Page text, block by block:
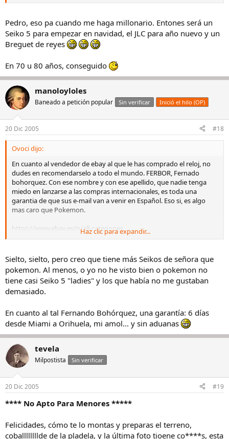
Pedro, eso pa cuando me haga millonario. Entones será un
Seiko 5 para empezar en navidad, el JLC para año nuevo y un
Breguet de reyes
En 70 u 80 años, conseguido
manoloyloles
Baneado a petición popular Sin verificar Inició el hilo (OP)
20 Dic 2005 #18
Ovoci dijo:
En cuanto al vendedor de ebay al que le has comprado el reloj, no
dudes en recomendarselo a todo el mundo. FERBOR, Fernado
bohorquez. Con ese nombre y con ese apellido, que nadie tenga
miedo en lanzarse a las compras internacionales, es toda una
garantia de que sus e-mail van a venir en Español. Eso si, es algo
mas caro que Pokemon.
https://www.ebay.es/n/all-categories
Haz clic para expandir...
Sielto, sielto, pero creo que tiene más Seikos de señora que
pokemon. Al menos, o yo no he visto bien o pokemon no
tiene casi Seiko 5 "ladies" y los que había no me gustaban
demasiado.
En cuanto al tal Fernando Bohórquez, una garantía: 6 días
desde Miami a Orihuela, mi amol... y sin aduanas
tevela
Milpostista Sin verificar
20 Dic 2005 #19
**** No Apto Para Menores *****
Felicidades, cómo te lo montas y preparas el terreno,
coballllllllde de la pladela, y la última foto tioene co****s, esta